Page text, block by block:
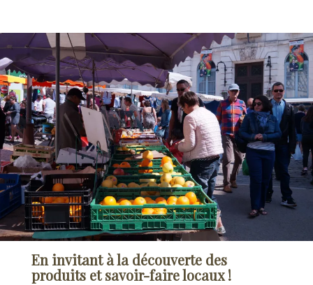
En invitant à la découverte des
produits et savoir-faire locaux !